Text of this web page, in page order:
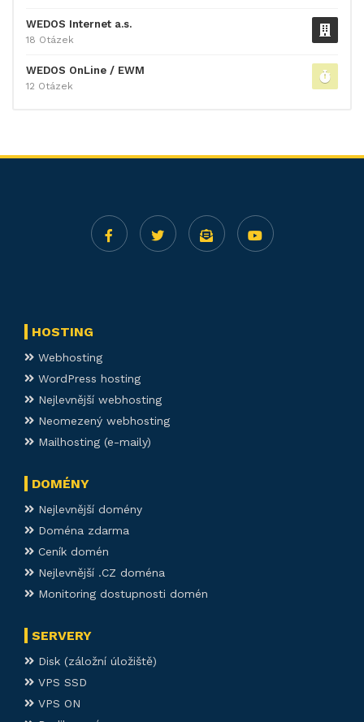
WEDOS Internet a.s.
18 Otázek
WEDOS OnLine / EWM
12 Otázek
HOSTING
Webhosting
WordPress hosting
Nejlevnější webhosting
Neomezený webhosting
Mailhosting (e-maily)
DOMÉNY
Nejlevnější domény
Doména zdarma
Ceník domén
Nejlevnější .CZ doména
Monitoring dostupnosti domén
SERVERY
Disk (záložní úložiště)
VPS SSD
VPS ON